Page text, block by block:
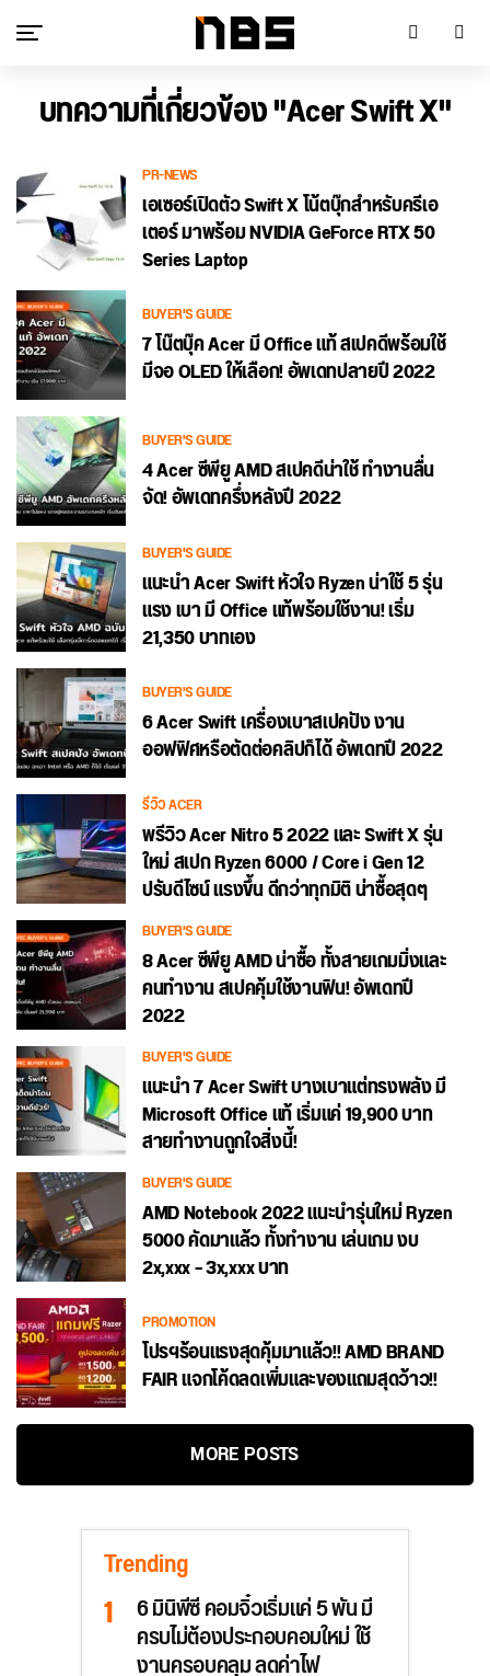
บทความที่เกี่ยวข้อง "Acer Swift X"
PR-NEWS
เอเซอร์เปิดตัว Swift X โน้ตบุ๊กสำหรับครีเอ
เตอร์ มาพร้อม NVIDIA GeForce RTX 50
Series Laptop
BUYER'S GUIDE
7 โน๊ตบุ๊ค Acer มี Office แท้ สเปคดีพร้อมใช้
มีจอ OLED ให้เลือก! อัพเดทปลายปี 2022
BUYER'S GUIDE
4 Acer ซีพียู AMD สเปคดีน่าใช้ ทำงานลื่น
จัด! อัพเดทครึ่งหลังปี 2022
BUYER'S GUIDE
แนะนำ Acer Swift หัวใจ Ryzen น่าใช้ 5 รุ่น
แรง เบา มี Office แท้พร้อมใช้งาน! เริ่ม
21,350 บาทเอง
BUYER'S GUIDE
6 Acer Swift เครื่องเบาสเปคปัง งาน
ออฟฟิศหรือตัดต่อคลิปก็ได้ อัพเดทปี 2022
รีวิว ACER
พรีวิว Acer Nitro 5 2022 และ Swift X รุ่น
ใหม่ สเปก Ryzen 6000 / Core i Gen 12
ปรับดีไซน์ แรงขึ้น ดีกว่าทุกมิติ น่าซื้อสุดๆ
BUYER'S GUIDE
8 Acer ซีพียู AMD น่าซื้อ ทั้งสายเกมมิ่งและ
คนทำงาน สเปคคุ้มใช้งานฟิน! อัพเดทปี
2022
BUYER'S GUIDE
แนะนำ 7 Acer Swift บางเบาแต่ทรงพลัง มี
Microsoft Office แท้ เริ่มแค่ 19,900 บาท
สายทำงานถูกใจสิ่งนี้!
BUYER'S GUIDE
AMD Notebook 2022 แนะนำรุ่นใหม่ Ryzen
5000 คัดมาแล้ว ทั้งทำงาน เล่นเกม งบ
2x,xxx – 3x,xxx บาท
PROMOTION
โปรฯร้อนแรงสุดคุ้มมาแล้ว!! AMD BRAND
FAIR แจกโค้ดลดเพิ่มและของแถมสุดว้าว!!
MORE POSTS
Trending
6 มินิพีซี คอมจิ๋วเริ่มแค่ 5 พัน มี
ครบไม่ต้องประกอบคอมใหม่ ใช้
งานครอบคลุม ลดค่าไฟ